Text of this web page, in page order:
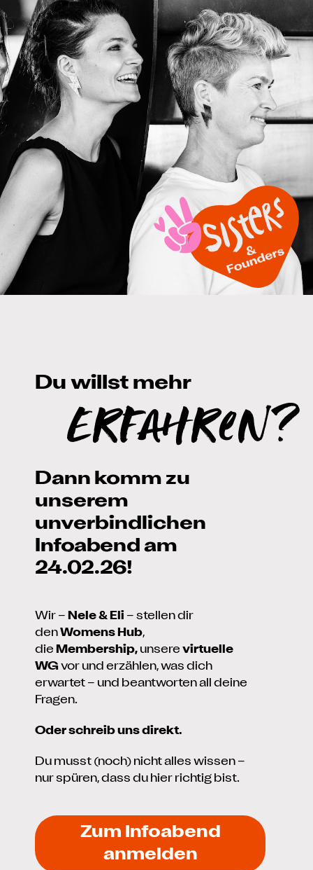
Du willst mehr
Erfahren?
Dann komm zu
unserem
unverbindlichen
Infoabend am
24.02.26!
Wir – Nele & Eli – stellen dir
den Womens Hub,
die Membership, unsere virtuelle
WG vor und erzählen, was dich
erwartet – und beantworten all deine
Fragen.
Oder schreib uns direkt.
Du musst (noch) nicht alles wissen –
nur spüren, dass du hier richtig bist.
Zum Infoabend
anmelden